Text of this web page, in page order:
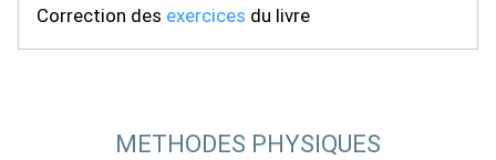
Correction des exercices du livre
METHODES PHYSIQUES